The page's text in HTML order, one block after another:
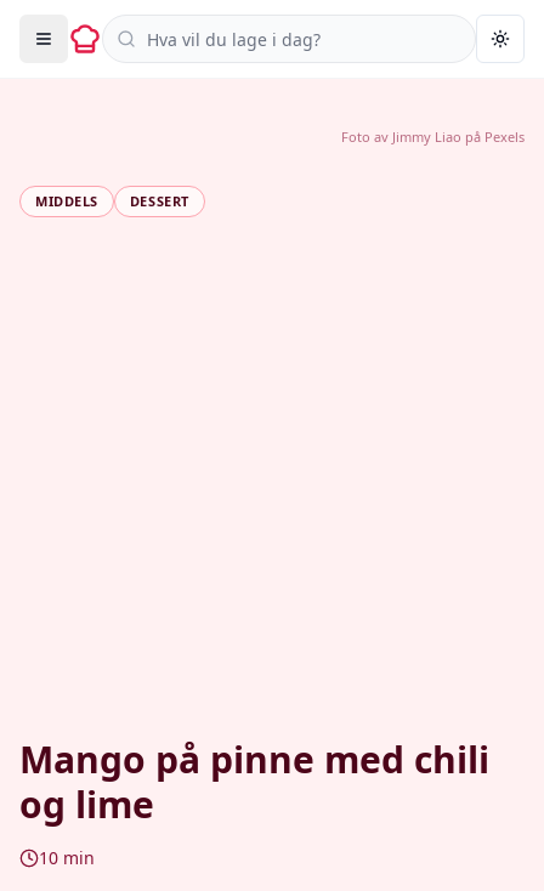
Søk i oppskrifter
MIDDELS DESSERT
Mango på pinne med chili
og lime
10 min
Foto av Jimmy Liao på Pexels